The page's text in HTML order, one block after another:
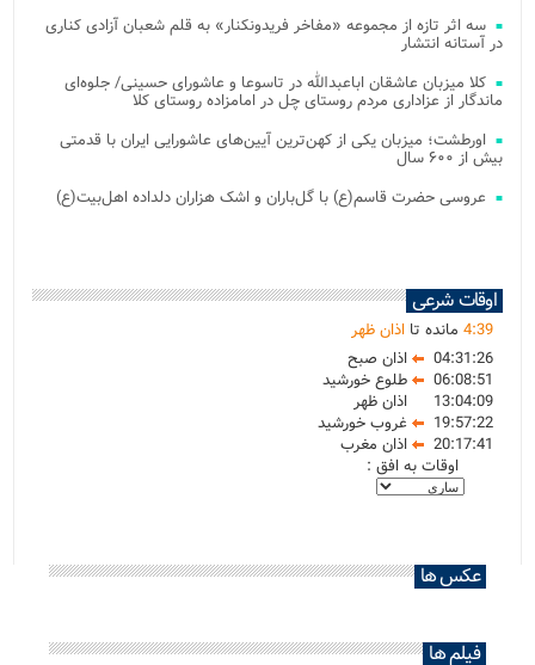
سه اثر تازه از مجموعه «مفاخر فریدونکنار» به قلم شعبان آزادی کناری
در آستانه انتشار
کلا میزبان عاشقان اباعبدالله در تاسوعا و عاشورای حسینی/ جلوه‌ای
ماندگار از عزاداری مردم روستای چل در امامزاده روستای کلا
اورطشت؛ میزبان یکی از کهن‌ترین آیین‌های عاشورایی ایران با قدمتی
بیش از ۶۰۰ سال
عروسی حضرت قاسم(ع) با گل‌باران و اشک هزاران دلداده اهل‌بیت(ع)
اوقات شرعی
4:39 مانده تااذان ظهر
04:31:26
اذان صبح
06:08:51
طلوع خورشید
13:04:09
اذان ظهر
19:57:22
غروب خورشید
20:17:41
اذان مغرب
اوقات به افق :
عکس ها
فیلم ها